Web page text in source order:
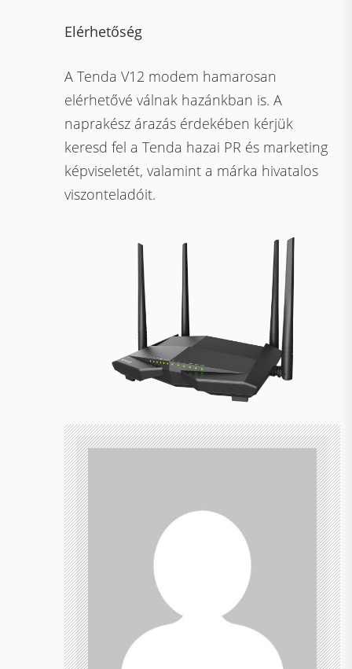
Elérhetőség
A Tenda V12 modem hamarosan
elérhetővé válnak hazánkban is. A
naprakész árazás érdekében kérjük
keresd fel a Tenda hazai PR és marketing
képviseletét, valamint a márka hivatalos
viszonteladóit.